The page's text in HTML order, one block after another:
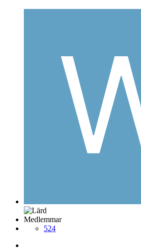
Medlemmar
524